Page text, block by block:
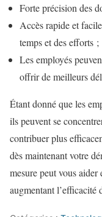
Forte précision des
Accès rapide et
temps et des efforts ;
Les employés
offrir de meilleurs
Étant donné que les
ils peuvent se
contribuer plus
dès maintenant votre
mesure peut vous aider
augmentant l’efficacité